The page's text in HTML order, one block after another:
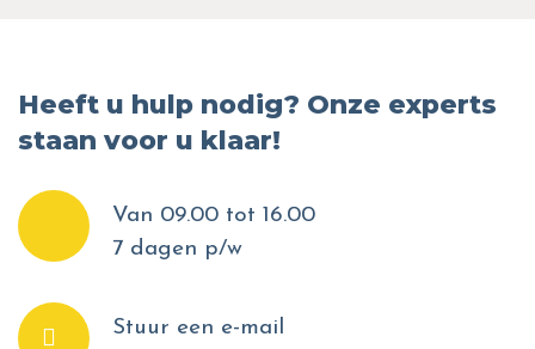
Heeft u hulp nodig? Onze experts
staan voor u klaar!
Van 09.00 tot 16.00
7 dagen p/w
Stuur een e-mail